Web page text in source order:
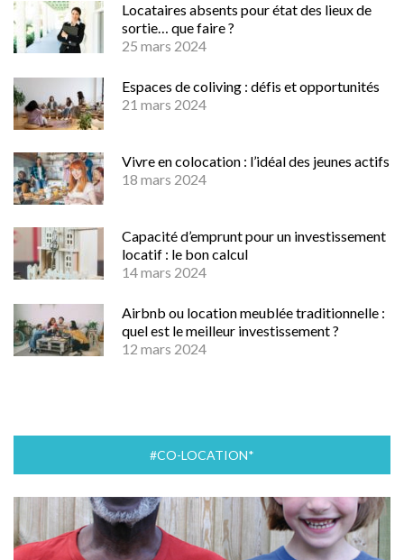
Locataires absents pour état des lieux de
sortie… que faire ?
25 mars 2024
Espaces de coliving : défis et opportunités
21 mars 2024
Vivre en colocation : l’idéal des jeunes actifs
18 mars 2024
Capacité d’emprunt pour un investissement
locatif : le bon calcul
14 mars 2024
Airbnb ou location meublée traditionnelle :
quel est le meilleur investissement ?
12 mars 2024
#CO-LOCATION*